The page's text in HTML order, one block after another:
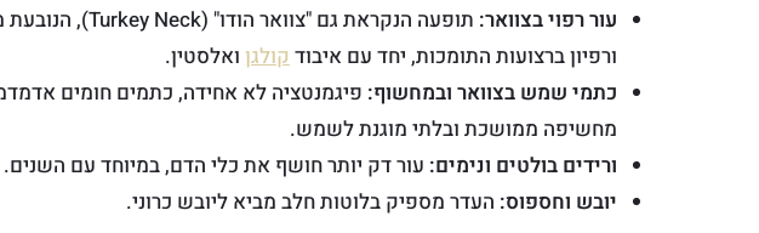
עור רפוי בצוואר:
ורפיון ברצועות התומכות, יחד עם איבודקולגן ואלסטין.
כתמי שמש בצוואר ובמחשוף: פיגמנטציה לא אחידה, כתמים חומים
מחשיפה ממושכת ובלתי מוגנת לשמש.
ורידים בולטים ונימים: עור דק יותר חושף את כלי הדם, במיוחד עם השנים.
יובש וחספוס: העדר מספיק בלוטות חלב מביא ליובש כרוני.